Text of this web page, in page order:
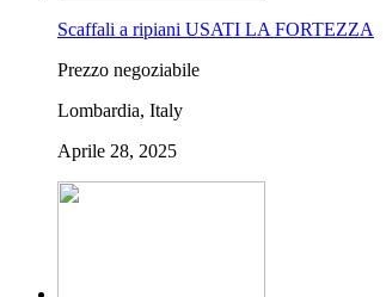
Scaffali a ripiani USATI LA FORTEZZA
Prezzo negoziabile
Lombardia, Italy
Aprile 28, 2025